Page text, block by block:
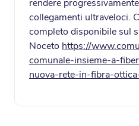
rendere
collegamenti ultraveloci.
completo disponibile sul
Noceto https://
comunale-insieme-a-
nuova-rete-in-fibra-